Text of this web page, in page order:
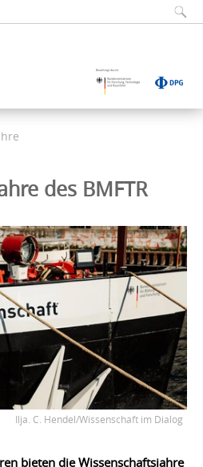
des BMFTR
Ilja. C. Hendel/Wissenschaft im Dialog
bieten die Wissenschaftsjahre